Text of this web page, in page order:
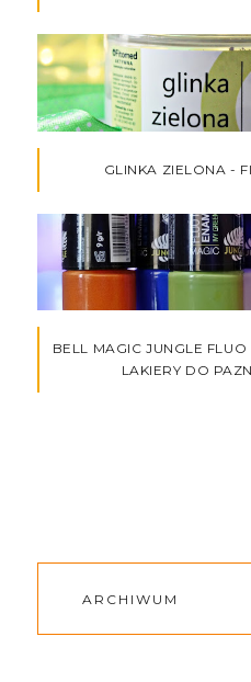
GLINKA ZIELONA -
BELL MAGIC JUNGLE
LAKIERY DO
ARCHIWUM